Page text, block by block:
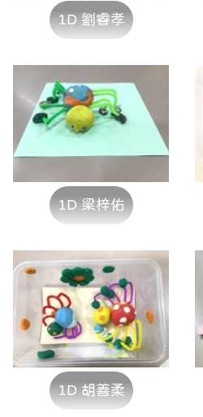
1D 劉睿孝
1D 梁梓佑
1D 胡善柔